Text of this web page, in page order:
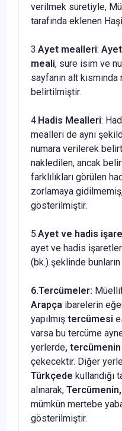
verilmek suretiyle,
tarafında eklenen
3.Ayet mealleri:
meali, sure isim ve
sayfanın alt
belirtilmiştir.
4.Hadis Mealleri:
mealleri de aynı
numara verilerek
nakledilen, ancak
farklılıkları görülen
zorlamaya
gösterilmiştir.
5.Ayet ve hadis
ayet ve hadis
(bk.) şeklinde
6.Tercümeler:
Arapça ibarelerin
yapılmış tercümesi
varsa bu tercüme
yerlerde, tercümenin
çekecektir. Diğer
Türkçede kullandığı
alınarak, Tercümenin,
mümkün mertebe
gösterilmiştir.